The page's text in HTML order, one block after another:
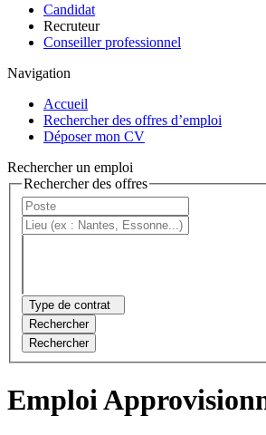
Candidat
Recruteur
Conseiller professionnel
Navigation
Accueil
Rechercher des offres d’emploi
Déposer mon CV
Rechercher un emploi
Rechercher des offres
Type de contrat
Rechercher
Rechercher
Emploi